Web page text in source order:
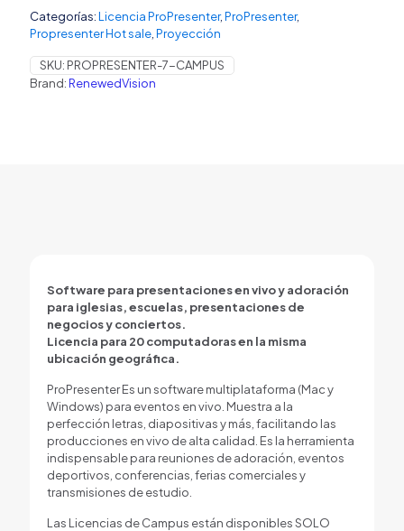
fondos.
cantidad
Categorías:Licencia ProPresenter,ProPresenter,
Propresenter Hot sale Proyección
SKU: PROPRESENTER-7-CAMPUS
Brand:RenewedVision
Software para presentaciones en vivo y adoración
para iglesias, escuelas, presentaciones de
negocios y conciertos.
Licencia para 20 computadoras en la misma
ubicación geográfica.
ProPresenter Es un software multiplataforma (Mac y
Windows) para eventos en vivo. Muestra a la
perfección letras, diapositivas y más, facilitando las
producciones en vivo de alta calidad. Es la herramienta
indispensable para reuniones de adoración, eventos
deportivos, conferencias, ferias comerciales y
transmisiones de estudio.
Las Licencias de Campus están disponibles SOLO